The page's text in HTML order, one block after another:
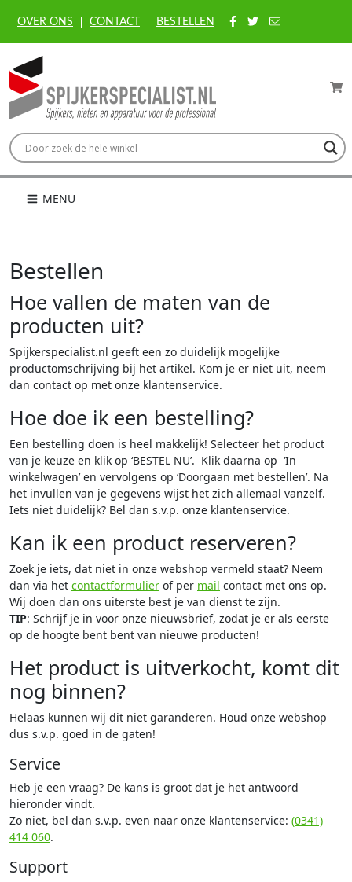
OVER ONS CONTACT BESTELLEN
MENU
Bestellen
Hoe vallen de maten van de
producten uit?
Spijkerspecialist.nl geeft een zo duidelijk mogelijke
productomschrijving bij het artikel. Kom je er niet uit, neem
dan contact op met onze klantenservice.
Hoe doe ik een bestelling?
Een bestelling doen is heel makkelijk! Selecteer het product
van je keuze en klik op ‘BESTEL NU’. Klik daarna op ‘In
winkelwagen’ en vervolgens op ‘Doorgaan met bestellen’. Na
het invullen van je gegevens wijst het zich allemaal vanzelf.
Iets niet duidelijk? Bel dan s.v.p. onze klantenservice.
Kan ik een product reserveren?
Zoek je iets, dat niet in onze webshop vermeld staat? Neem
dan via het contactformulier of per mail contact met ons op.
Wij doen dan ons uiterste best je van dienst te zijn.
TIP: Schrijf je in voor onze nieuwsbrief, zodat je er als eerste
op de hoogte bent bent van nieuwe producten!
Het product is uitverkocht, komt dit
nog binnen?
Helaas kunnen wij dit niet garanderen. Houd onze webshop
dus s.v.p. goed in de gaten!
Service
Heb je een vraag? De kans is groot dat je het antwoord
hieronder vindt.
Zo niet, bel dan s.v.p. even naar onze klantenservice: (0341)
414 060.
Support